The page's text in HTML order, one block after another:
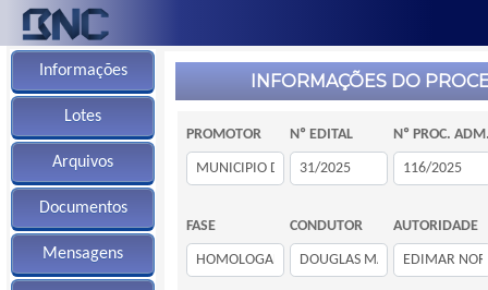
Informações
Lotes
Arquivos
Documentos
Mensagens
INFORMAÇÕES DO
PROMOTOR Nº EDITAL Nº PROC.
FASE CONDUTOR AUTORIDADE